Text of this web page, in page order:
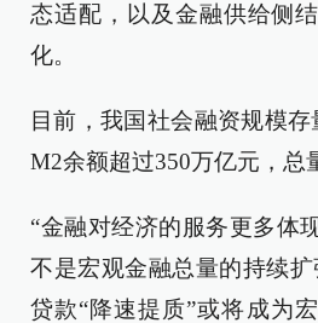
态适配，以及金融供给侧
化。
目前，我国社会融资规模存
M2余额超过350万亿元，总
“金融对经济的服务更多体
不是宏观金融总量的持续扩
贷款“降速提质”或将成为